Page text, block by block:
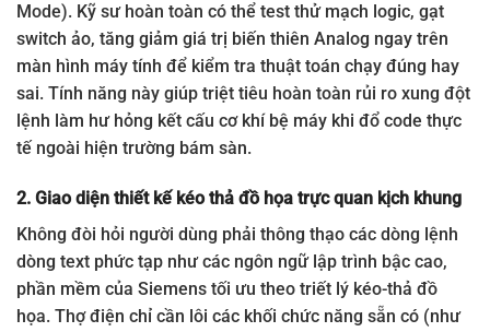
Mode). Kỹ sư hoàn toàn có thể test thử mạch logic, gạt
switch ảo, tăng giảm giá trị biến thiên Analog ngay trên
màn hình máy tính để kiểm tra thuật toán chạy đúng hay
sai. Tính năng này giúp triệt tiêu hoàn toàn rủi ro xung đột
lệnh làm hư hỏng kết cấu cơ khí bệ máy khi đổ code thực
tế ngoài hiện trường bám sàn.
2. Giao diện thiết kế kéo thả đồ họa trực quan kịch khung
Không đòi hỏi người dùng phải thông thạo các dòng lệnh
dòng text phức tạp như các ngôn ngữ lập trình bậc cao,
phần mềm của Siemens tối ưu theo triết lý kéo-thả đồ
họa. Thợ điện chỉ cần lôi các khối chức năng sẵn có (như